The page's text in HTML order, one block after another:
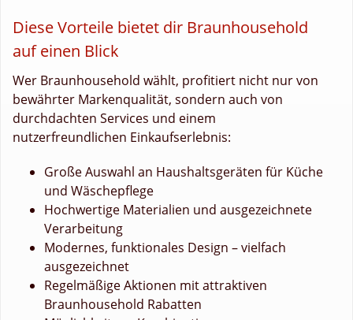
Diese Vorteile bietet dir Braunhousehold
auf einen Blick
Wer Braunhousehold wählt, profitiert nicht nur von
bewährter Markenqualität, sondern auch von
durchdachten Services und einem
nutzerfreundlichen Einkaufserlebnis:
Große Auswahl an Haushaltsgeräten für Küche
und Wäschepflege
Hochwertige Materialien und ausgezeichnete
Verarbeitung
Modernes, funktionales Design – vielfach
ausgezeichnet
Regelmäßige Aktionen mit attraktiven
Braunhousehold Rabatten